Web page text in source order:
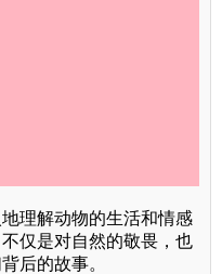
理解动物的生活和情感
仅是对自然的敬畏，也
后的故事。